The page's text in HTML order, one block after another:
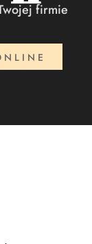
firmie